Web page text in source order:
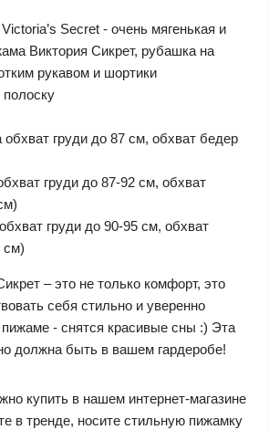
Secret - очень мягенькая и
Виктория Сикрет, рубашка на
рукавом и шортики
обхват груди до 87 см, обхват бедер
груди до 87-92 см, обхват
груди до 90-95 см, обхват
см)
– это не только комфорт, это
себя стильно и уверенно
пижаме - снятся красивые сны :) Эта
должна быть в вашем гардеробе!
купить в нашем интернет-магазине
в тренде, носите стильную пижамку